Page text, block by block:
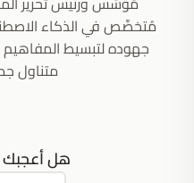
مُتخصِّص في الذكاء
جهوده لتبسيط
متناول
هل أعجبك